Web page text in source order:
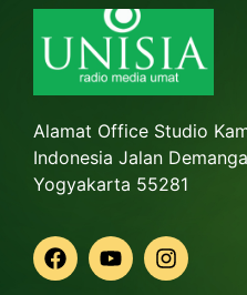
Alamat Office Studio
Indonesia Jalan
Yogyakarta 55281